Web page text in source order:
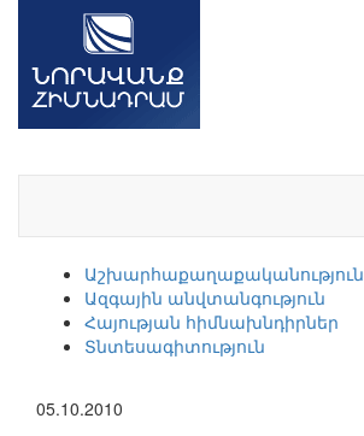
Աշխարհաքաղաքականություն
Ազգային անվտանգություն
Հայության հիմնախնդիրներ
Տնտեսագիտություն
05.10.2010